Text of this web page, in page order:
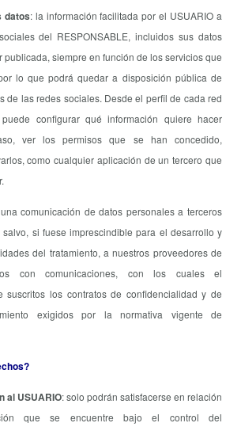
datos: la información facilitada por el USUARIO a
del RESPONSABLE, incluidos sus datos
publicada, siempre en función de los servicios que
lo que podrá quedar a disposición pública de
de las redes sociales. Desde el perfil de cada red
configurar qué información quiere hacer
ver los permisos que se han concedido,
como cualquier aplicación de un tercero que
comunicación de datos personales a terceros
si fuese imprescindible para el desarrollo y
del tratamiento, a nuestros proveedores de
con comunicaciones, con los cuales el
suscritos los contratos de confidencialidad y de
exigidos por la normativa vigente de
al USUARIO: solo podrán satisfacerse en relación
que se encuentre bajo el control del